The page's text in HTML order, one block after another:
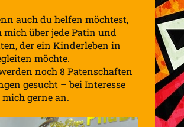
auch du helfen möchtest,
mich über jede Patin und
der ein Kinderleben in
möchte.
noch 8 Patenschaften
gesucht – bei Interesse
mich gerne an.